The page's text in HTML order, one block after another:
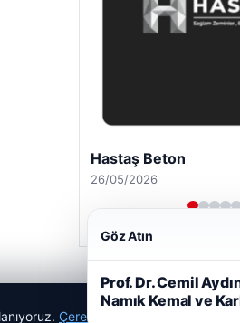
Hastaş Beton
26/05/2026
Çerez Politikamız
Göz Atın
Prof. Dr. Cemil
Namık Kemal ve